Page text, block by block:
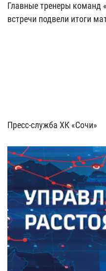
Главные тренеры команд
встречи подвели итоги
Пресс-служба ХК «Сочи»